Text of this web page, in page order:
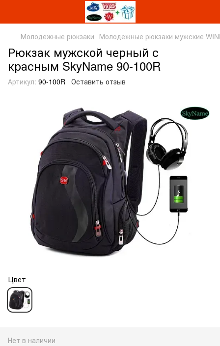
Молодежные рюкзаки Молодежные рюкзаки мужские
Рюкзак мужской черный с
красным SkyName 90-100R
Артикул: 90-100R Оставить отзыв
Цвет
Нет в наличии